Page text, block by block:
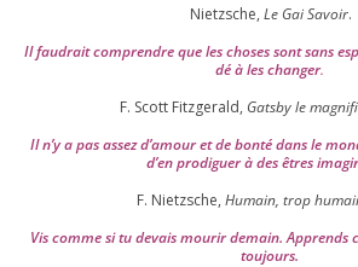
Nietzsche, Le Gai Savoir.
Il fau­drait com­prendre que les choses sont sans
dé à les chan­ger.
F. Scott Fitzgerald, Gatsby le
Il n’y a pas assez d’a­mour et de bon­té dans le
d’en pro­di­guer à des êtres
F. Nietzsche, Humain, trop
Vis comme si tu devais mou­rir demain. Apprends
toujours.